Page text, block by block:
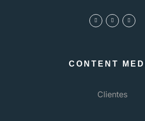
CONTENT
Clientes